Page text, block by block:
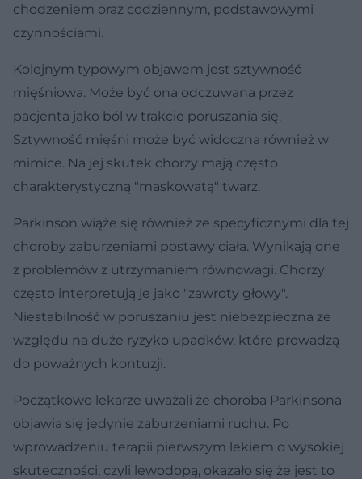
chodzeniem oraz codziennym, podstawowymi
czynnościami.
Kolejnym typowym objawem jest sztywność
mięśniowa. Może być ona odczuwana przez
pacjenta jako ból w trakcie poruszania się.
Sztywność mięśni może być widoczna również w
mimice. Na jej skutek chorzy mają często
charakterystyczną "maskowatą" twarz.
Parkinson wiąże się również ze specyficznymi dla tej
choroby zaburzeniami postawy ciała. Wynikają one
z problemów z utrzymaniem równowagi. Chorzy
często interpretują je jako "zawroty głowy".
Niestabilność w poruszaniu jest niebezpieczna ze
względu na duże ryzyko upadków, które prowadzą
do poważnych kontuzji.
Początkowo lekarze uważali że choroba Parkinsona
objawia się jedynie zaburzeniami ruchu. Po
wprowadzeniu terapii pierwszym lekiem o wysokiej
skuteczności, czyli lewodopą, okazało się że jest to